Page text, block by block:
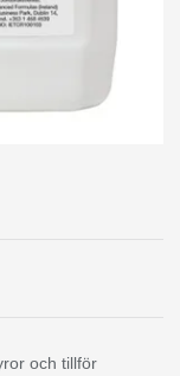
och tillför